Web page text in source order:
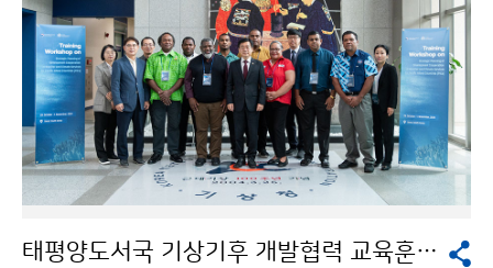
태평양도서국 기상기후 개발협력 교육훈련 워크숍